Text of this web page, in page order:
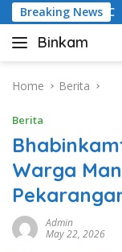
Skip
to
content
Breaking News
3C
Binkam
Home Berita
Berita
Warga
Admin
May 22, 2026